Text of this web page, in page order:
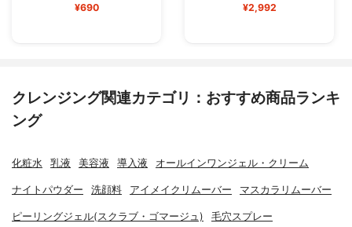
¥690 ¥2,992
クレンジング関連カテゴリ：おすすめ商品ランキ
ング
化粧水 乳液 美容液 導入液 オールインワンジェル・クリーム
ナイトパウダー 洗顔料 アイメイクリムーバー マスカラリムーバー
ピーリングジェル(スクラブ・ゴマージュ) 毛穴スプレー